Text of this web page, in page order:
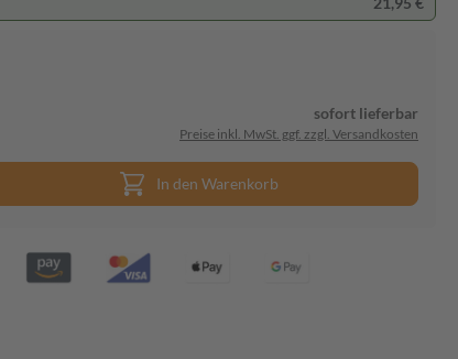
sofort lieferbar
Preise inkl. MwSt. ggf. zzgl. Versandkosten
In den Warenkorb